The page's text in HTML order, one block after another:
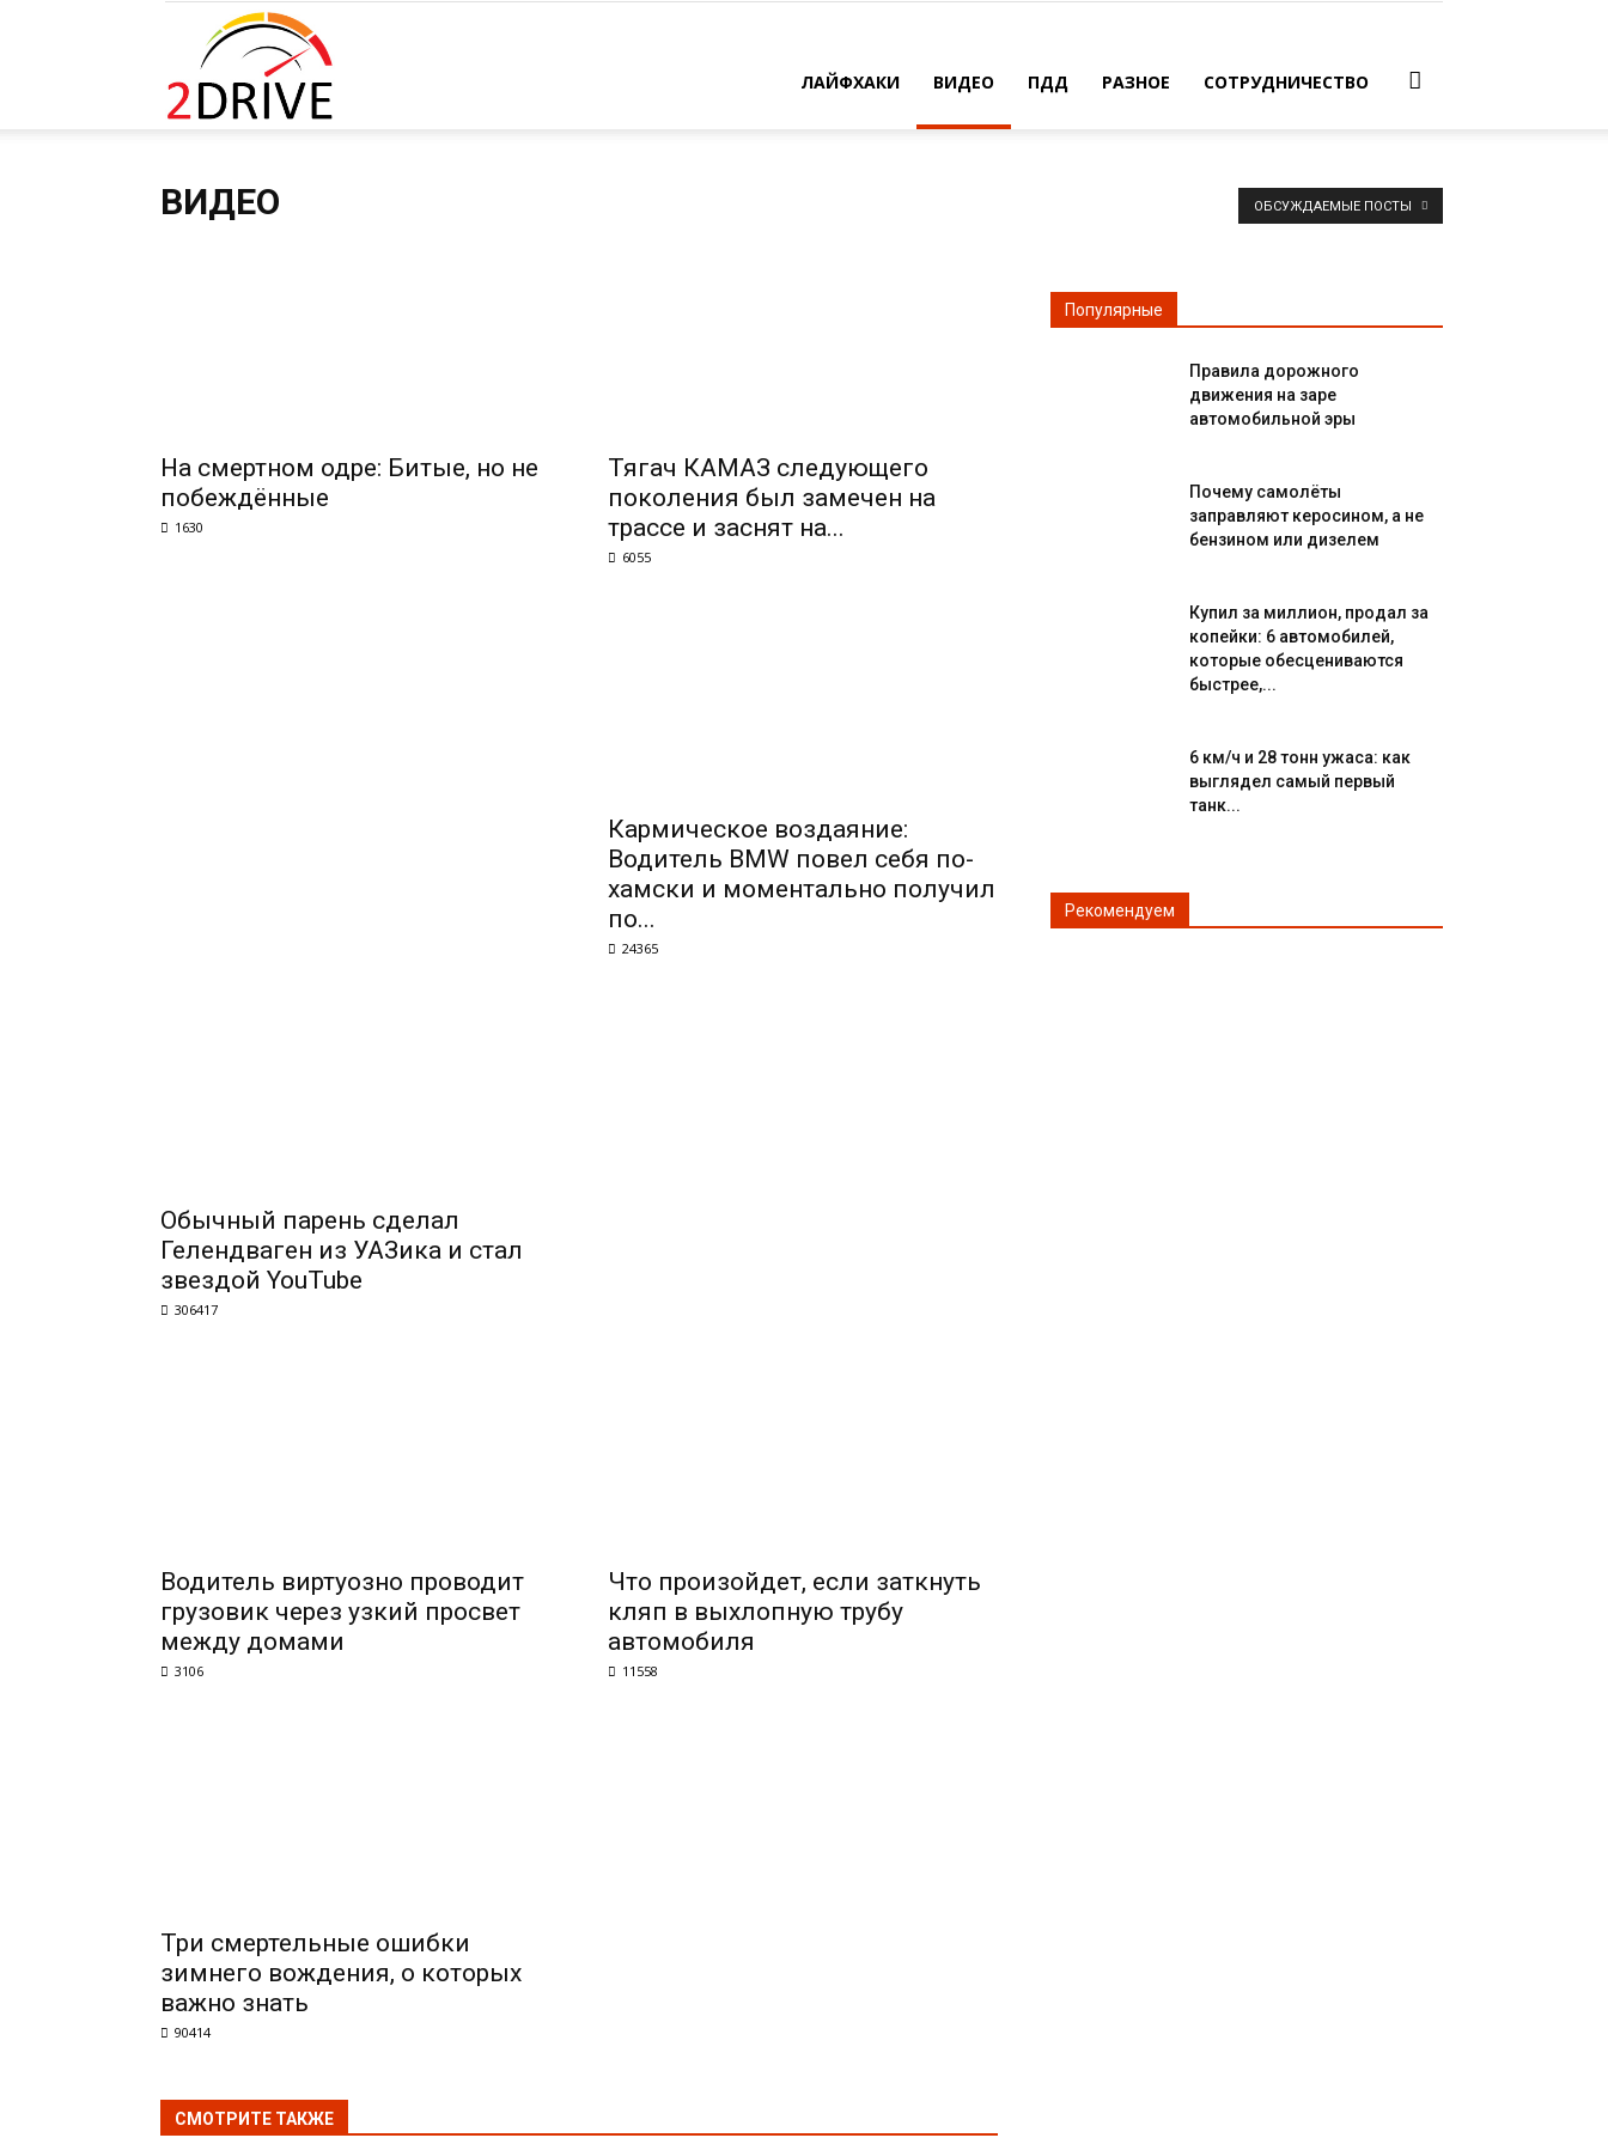
ЛАЙФХАКИ ВИДЕО ПДД РАЗНОЕ СОТРУДНИЧЕСТВО
ВИДЕО ОБСУЖДАЕМЫЕ ПОСТЫ
На смертном одре: Битые, но не
побеждённые
1630
Тягач КАМАЗ следующего
поколения был замечен на
трассе и заснят на...
6055
Кармическое воздаяние:
Водитель BMW повел себя по-
хамски и моментально получил
по...
24365
Обычный парень сделал
Гелендваген из УАЗика и стал
звездой YouTube
306417
Водитель виртуозно проводит
грузовик через узкий просвет
между домами
3106
Что произойдет, если заткнуть
кляп в выхлопную трубу
автомобиля
11558
Три смертельные ошибки
зимнего вождения, о которых
важно знать
90414
СМОТРИТЕ ТАКЖЕ
Популярные
Правила дорожного
движения на заре
автомобильной эры
Почему самолёты
заправляют керосином, а не
бензином или дизелем
Купил за миллион, продал за
копейки: 6 автомобилей,
которые обесцениваются
быстрее,...
6 км/ч и 28 тонн ужаса: как
выглядел самый первый
танк...
Рекомендуем